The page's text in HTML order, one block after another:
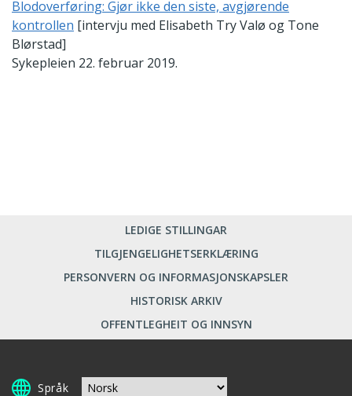
Blodoverføring: Gjør ikke den siste, avgjørende
kontrollen [intervju med Elisabeth Try Valø og Tone
Blørstad]
Sykepleien 22. februar 2019.
LEDIGE STILLINGAR
TILGJENGELIGHETSERKLÆRING
PERSONVERN OG INFORMASJONSKAPSLER
HISTORISK ARKIV
OFFENTLEGHEIT OG INNSYN
Språk